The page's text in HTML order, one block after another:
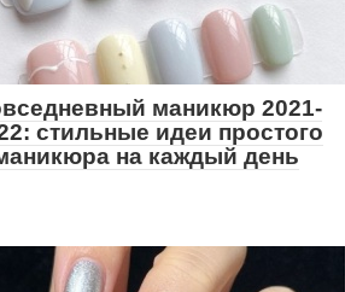
маникюр 2021-
стильные идеи простого
на каждый день